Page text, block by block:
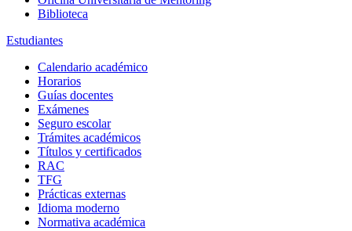
Biblioteca
Estudiantes
Calendario académico
Horarios
Guías docentes
Exámenes
Seguro escolar
Trámites académicos
Títulos y certificados
RAC
TFG
Prácticas externas
Idioma moderno
Normativa académica